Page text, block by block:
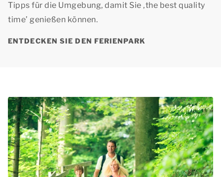
Tipps für die Umgebung, damit Sie ‚the best quality
time’ genießen können.
ENTDECKEN SIE DEN FERIENPARK